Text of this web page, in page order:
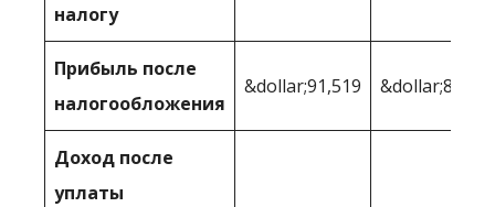
налогу
Прибыль после
налогообложения
&dollar;91,519
Доход после
уплаты